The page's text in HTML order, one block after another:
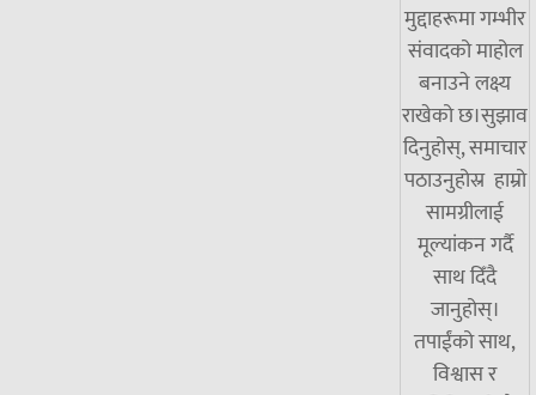
मुद्दाहरूमा गम्भीर
संवादको माहोल
बनाउने लक्ष्य
राखेको छ।सुझाव
दिनुहोस्, समाचार
पठाउनुहोस्र हाम्रो
सामग्रीलाई
मूल्यांकन गर्दै
साथ दिँदै
जानुहोस्।
तपाईंको साथ,
विश्वास र